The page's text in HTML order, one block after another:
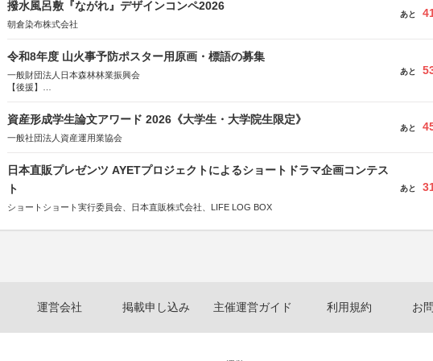
撥水風呂敷『ながれ』デザインコンペ2026
朝倉染布株式会社
あと
令和8年度 山火事予防ポスター用原画・標語の募集
一般財団法人日本森林林業振興会
【後援】
あと
資産形成学生論文アワード 2026《大学生・大学院生限定》
一般社団法人資産運用業協会
あと
日本直販プレゼンツ AYETプロジェクトによるショートドラマ企画コンテス
ト
ショートショート実行委員会、日本直販株式会社、LIFE LOG BOX
あと
運営会社 掲載申し込み 主催運営ガイド 利用規約 お